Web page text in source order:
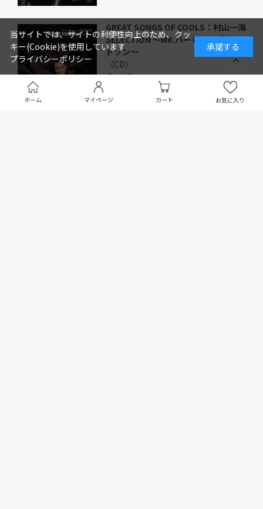
ホーム マイページ カート お気に入り
GREAT SONGS OF COOLS：村山一海
SELECTION ～MR.ハーレー・ダビッ
ドソン～
（CD）
クールス
当サイトでは、サイトの利便性向上のため、クッ
キー(Cookie)を使用しています
プライバシーポリシー
承諾する